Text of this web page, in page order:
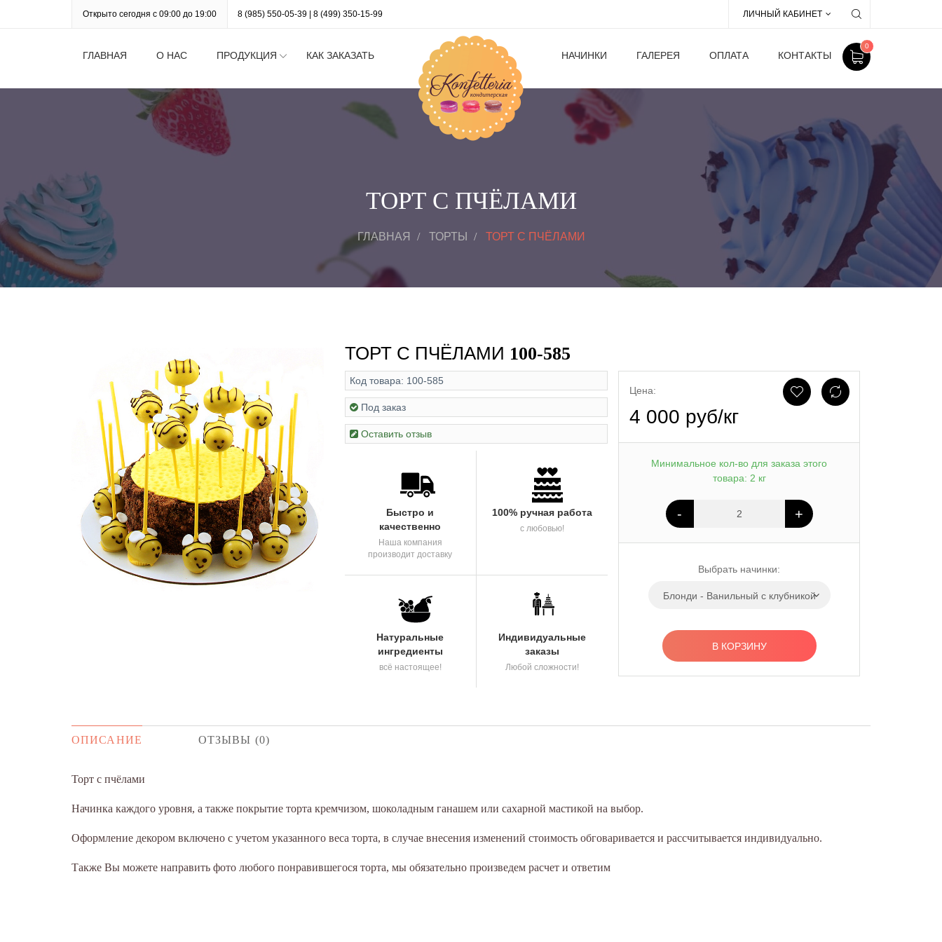
Открыто сегодня с 09:00 до 19:00 8 (985) 550-05-39 8 (499) 350-15-99 ЛИЧНЫЙ КАБИНЕТ
ГЛАВНАЯ О НАС ПРОДУКЦИЯ КАК ЗАКАЗАТЬ НАЧИНКИ ГАЛЕРЕЯ ОПЛАТА КОНТАКТЫ
0
ТОРТ С ПЧЁЛАМИ
ГЛАВНАЯ ТОРТЫ ТОРТ С ПЧЁЛАМИ
ТОРТ С ПЧЁЛАМИ 100-585
Код товара: 100-585
Под заказ
Оставить отзыв
Быстро и
качественно
Наша компания
производит доставку
100% ручная работа
с любовью!
Натуральные
ингредиенты
всё настоящее!
Индивидуальные
заказы
Любой сложности!
Цена:
4 000 руб/кг
Минимальное кол-во для заказа этого
товара: 2 кг
- +
Выбрать начинки:
Блонди - Ванильный с клубникой
В КОРЗИНУ
ОПИСАНИЕ ОТЗЫВЫ (0)
Торт с пчёлами
Начинка каждого уровня, а также покрытие торта кремчизом, шоколадным ганашем или сахарной мастикой на выбор.
Оформление декором включено с учетом указанного веса торта, в случае внесения изменений стоимость обговаривается и рассчитывается индивидуально.
Также Вы можете направить фото любого понравившегося торта, мы обязательно произведем расчет и ответим